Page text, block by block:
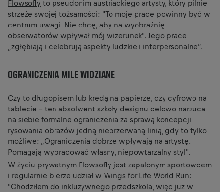
Flowsofly to pseudonim austriackiego artysty, który pilnie
strzeże swojej tożsamości: "To moje prace powinny być w
centrum uwagi. Nie chcę, aby na wyobraźnię
obserwatorów wpływał mój wizerunek". Jego prace
„zgłębiają i celebrują aspekty ludzkie i interpersonalne”.
OGRANICZENIA MILE WIDZIANE
Czy to długopisem lub kredą na papierze, czy cyfrowo na
tablecie - ten absolwent szkoły designu celowo narzuca
na siebie formalne ograniczenia za sprawą koncepcji
rysowania obrazów jedną nieprzerwaną linią, gdy to tylko
możliwe: „Ograniczenia dobrze wpływają na artystę.
Pomagają wypracować własny, niepowtarzalny styl".
W życiu prywatnym Flowsofly jest zapalonym sportowcem
i regularnie bierze udział w Wings for Life World Run:
"Chodziłem do inkluzywnego przedszkola, więc już w